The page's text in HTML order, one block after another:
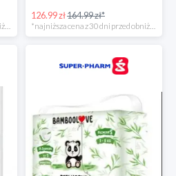
*najniższa cena z 30 dni przed obniżką
126.99 zł164.99 zł*
*najniższa cena z 30 dni przed obniżką